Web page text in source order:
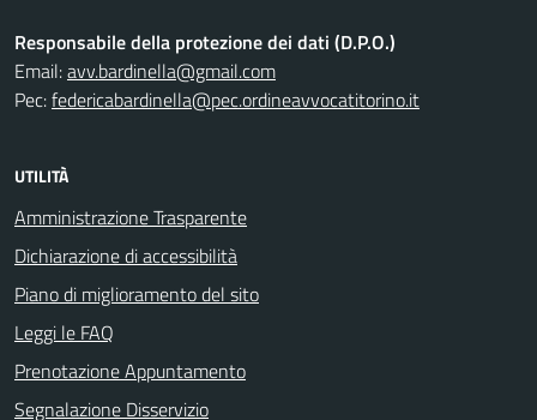
Responsabile della protezione dei dati (D.P.O.)
Email:avv.bardinella@gmail.com
Pec:federicabardinella@pec.ordineavvocatitorino.it
UTILITÀ
Amministrazione Trasparente
Dichiarazione di accessibilità
Piano di miglioramento del sito
Leggi le FAQ
Prenotazione Appuntamento
Segnalazione Disservizio